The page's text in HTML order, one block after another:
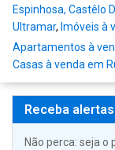
Espinhosa, Castêlo
Ultramar, Imóveis à
Apartamentos à
Casas à venda em
Receba
Não perca: seja